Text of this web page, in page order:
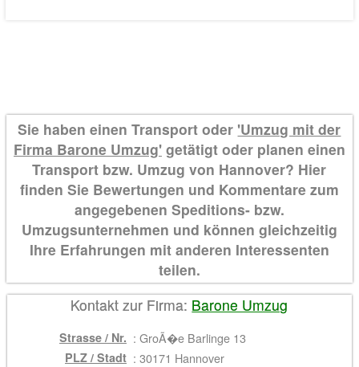
Sie haben einen Transport oder 'Umzug mit der
Firma Barone Umzug'getätigt oder planen einen
Transport bzw. Umzug von Hannover? Hier
finden Sie Bewertungen und Kommentare zum
angegebenen Speditions- bzw.
Umzugsunternehmen und können gleichzeitig
Ihre Erfahrungen mit anderen Interessenten
teilen.
Kontakt zur Firma: Barone Umzug
Strasse / Nr. : GroÃ�e Barlinge 13
PLZ / Stadt : 30171 Hannover